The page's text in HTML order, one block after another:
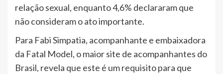
relação sexual, enquanto 4,6% declararam que
não consideram o ato importante.
Para Fabi Simpatia, acompanhante e embaixadora
da Fatal Model, o maior site de acompanhantes do
Brasil, revela que este é um requisito para que